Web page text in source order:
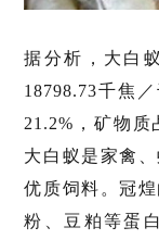
据分析，大白
18798.73千焦
21.2%，矿物质
大白蚁是家禽
优质饲料。冠
粉、豆粕等蛋